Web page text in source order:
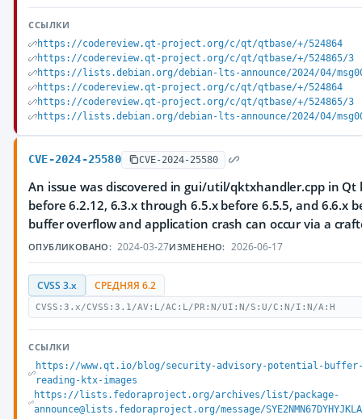
ССЫЛКИ
https://codereview.qt-project.org/c/qt/qtbase/+/524864
https://codereview.qt-project.org/c/qt/qtbase/+/524865/3
https://lists.debian.org/debian-lts-announce/2024/04/
https://codereview.qt-project.org/c/qt/qtbase/+/524864
https://codereview.qt-project.org/c/qt/qtbase/+/524865/3
https://lists.debian.org/debian-lts-announce/2024/04/
CVE-2024-25580 CVE-2024-25580
An issue was discovered in gui/util/qktxhandler.cpp in Qt
before 6.2.12, 6.3.x through 6.5.x before 6.5.5, and 6.6.x
buffer overflow and application crash can occur via a
ОПУБЛИКОВАНО: 2024-03-27ИЗМЕНЕНО: 2026-06-17
CVSS 3.x СРЕДНЯЯ 6.2
CVSS:3.x/CVSS:3.1/AV:L/AC:L/PR:N/UI:N/S:U/C:N/I:N/A:H
ССЫЛКИ
https://www.qt.io/blog/security-advisory-potential-buffer-
reading-ktx-images
https://lists.fedoraproject.org/archives/list/package-
announce@lists.fedoraproject.org/message/